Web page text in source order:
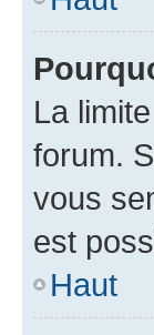
La
forum.
vous
est
Haut